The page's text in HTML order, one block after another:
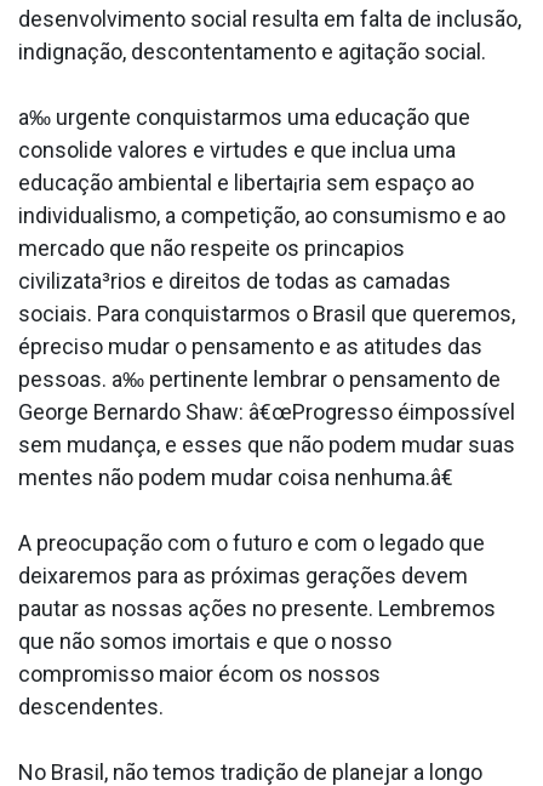
desenvolvimento social resulta em falta de inclusão,
indignação, descontentamento e agitação social.
a‰ urgente conquistarmos uma educação que
consolide valores e virtudes e que inclua uma
educação ambiental e liberta¡ria sem espaço ao
individualismo, a competição, ao consumismo e ao
mercado que não respeite os princa­pios
civilizata³rios e direitos de todas as camadas
sociais. Para conquistarmos o Brasil que queremos,
épreciso mudar o pensamento e as atitudes das
pessoas. a‰ pertinente lembrar o pensamento de
George Bernardo Shaw: â€œProgresso éimpossí­vel
sem mudança, e esses que não podem mudar suas
mentes não podem mudar coisa nenhuma.â€
A preocupação com o futuro e com o legado que
deixaremos para as próximas gerações devem
pautar as nossas ações no presente. Lembremos
que não somos imortais e que o nosso
compromisso maior écom os nossos
descendentes.
No Brasil, não temos tradição de planejar a longo